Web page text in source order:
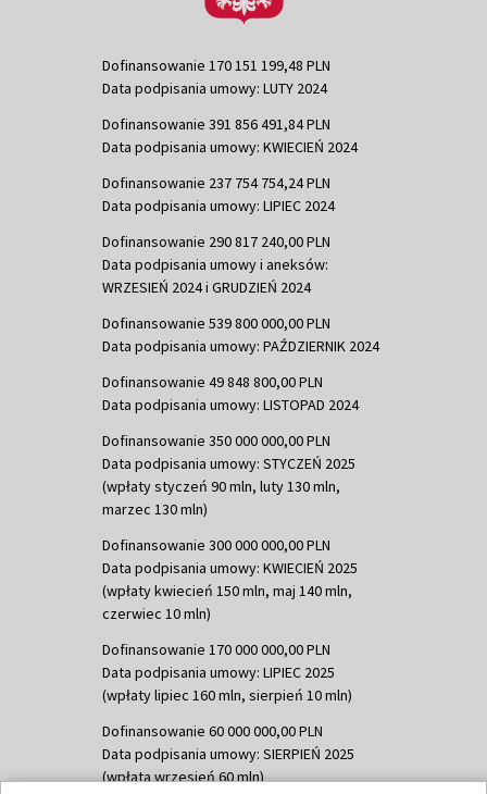
Dofinansowanie 170 151 199,48 PLN
Data podpisania umowy: LUTY 2024
Dofinansowanie 391 856 491,84 PLN
Data podpisania umowy: KWIECIEŃ 2024
Dofinansowanie 237 754 754,24 PLN
Data podpisania umowy: LIPIEC 2024
Dofinansowanie 290 817 240,00 PLN
Data podpisania umowy i aneksów:
WRZESIEŃ 2024 i GRUDZIEŃ 2024
Dofinansowanie 539 800 000,00 PLN
Data podpisania umowy: PAŹDZIERNIK 2024
Dofinansowanie 49 848 800,00 PLN
Data podpisania umowy: LISTOPAD 2024
Dofinansowanie 350 000 000,00 PLN
Data podpisania umowy: STYCZEŃ 2025
(wpłaty styczeń 90 mln, luty 130 mln,
marzec 130 mln)
Dofinansowanie 300 000 000,00 PLN
Data podpisania umowy: KWIECIEŃ 2025
(wpłaty kwiecień 150 mln, maj 140 mln,
czerwiec 10 mln)
Dofinansowanie 170 000 000,00 PLN
Data podpisania umowy: LIPIEC 2025
(wpłaty lipiec 160 mln, sierpień 10 mln)
Dofinansowanie 60 000 000,00 PLN
Data podpisania umowy: SIERPIEŃ 2025
(wpłata wrzesień 60 mln)